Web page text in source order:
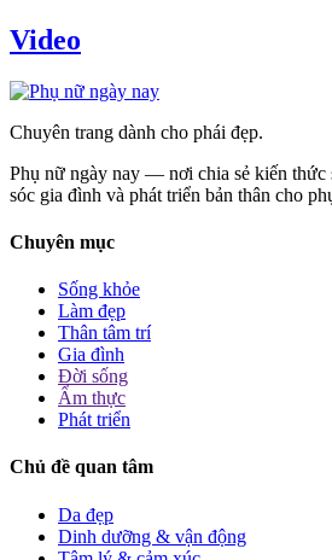
Video
Chuyên trang dành cho phái đẹp.
Phụ nữ ngày nay — nơi chia sẻ kiến thức
sóc gia đình và phát triển bản thân cho
Chuyên mục
Sống khỏe
Làm đẹp
Thân tâm trí
Gia đình
Đời sống
Ẩm thực
Phát triển
Chủ đề quan tâm
Da đẹp
Dinh dưỡng & vận động